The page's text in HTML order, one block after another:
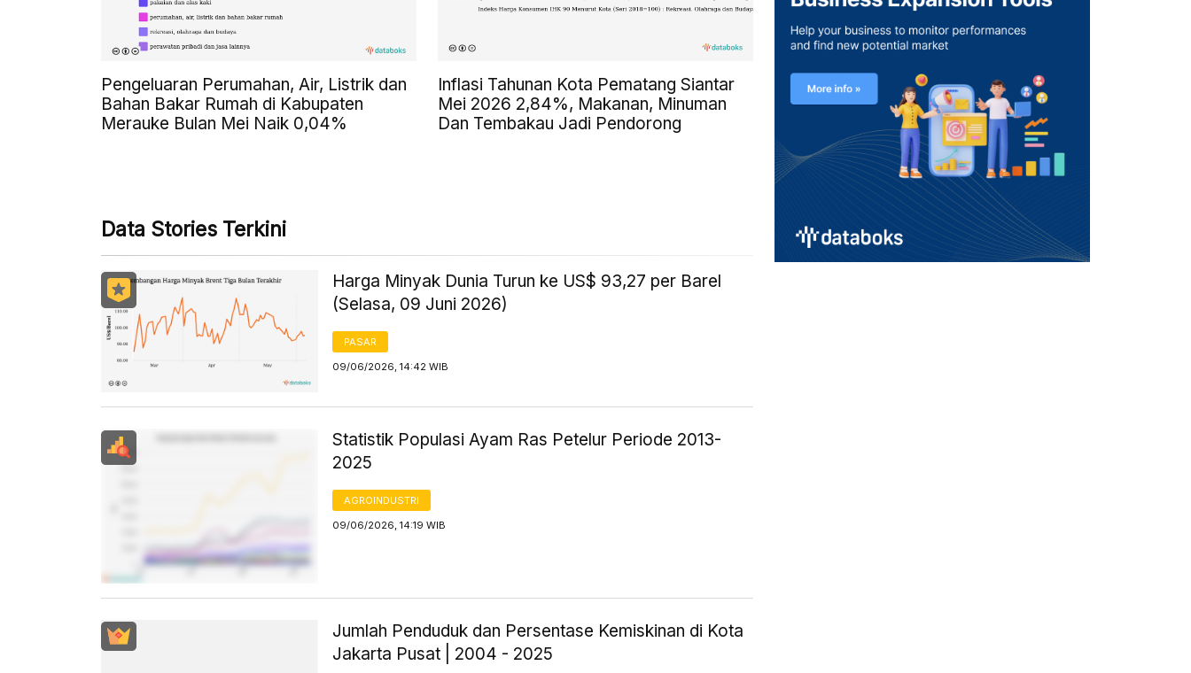
Pengeluaran Perumahan, Air, Listrik dan
Bahan Bakar Rumah di Kabupaten
Merauke Bulan Mei Naik 0,04%
Inflasi Tahunan Kota Pematang Siantar
Mei 2026 2,84%, Makanan, Minuman
Dan Tembakau Jadi Pendorong
Data Stories Terkini
Harga Minyak Dunia Turun ke US$ 93,27 per Barel
(Selasa, 09 Juni 2026)
PASAR
09/06/2026, 14:42 WIB
Statistik Populasi Ayam Ras Petelur Periode 2013-
2025
AGROINDUSTRI
09/06/2026, 14:19 WIB
Jumlah Penduduk dan Persentase Kemiskinan di Kota
Jakarta Pusat | 2004 - 2025